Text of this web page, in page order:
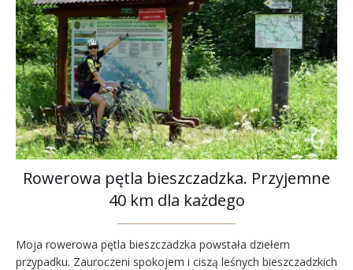
Rowerowa pętla bieszczadzka. Przyjemne
40 km dla każdego
Moja rowerowa pętla bieszczadzka powstała dziełem
przypadku. Zauroczeni spokojem i ciszą leśnych bieszczadzkich